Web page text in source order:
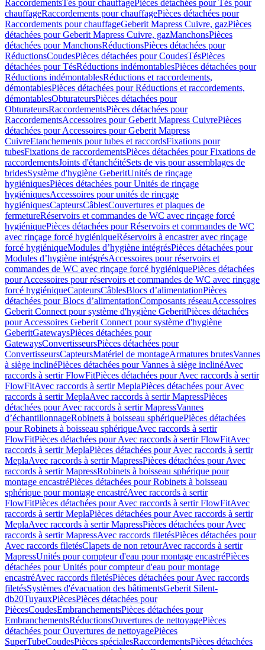
RaccordementsTés pour chauffagePièces détachées pour Tés pour
chauffageRaccordements pour chauffagePièces détachées pour
Raccordements pour chauffageGeberit Mapress Cuivre, gazPièces
détachées pour Geberit Mapress Cuivre, gazManchonsPièces
détachées pour ManchonsRéductionsPièces détachées pour
RéductionsCoudesPièces détachées pour CoudesTésPièces
détachées pour TésRéductions indémontablesPièces détachées pour
Réductions indémontablesRéductions et raccordements,
démontablesPièces détachées pour Réductions et raccordements,
démontablesObturateursPièces détachées pour
ObturateursRaccordementsPièces détachées pour
RaccordementsAccessoires pour Geberit Mapress CuivrePièces
détachées pour Accessoires pour Geberit Mapress
CuivreEtanchements pour tubes et raccordsFixations pour
tubesFixations de raccordementsPièces détachées pour Fixations de
raccordementsJoints d'étanchéitéSets de vis pour assemblages de
bridesSystème d'hygiène GeberitUnités de rinçage
hygiéniquesPièces détachées pour Unités de rinçage
hygiéniquesAccessoires pour unités de rinçage
hygiéniquesCapteursCâblesCouvertures et plaques de
fermetureRéservoirs et commandes de WC avec rinçage forcé
hygiéniquePièces détachées pour Réservoirs et commandes de WC
avec rinçage forcé hygiéniqueRéservoirs à encastrer avec rinçage
forcé hygiéniqueModules d’hygiène intégrésPièces détachées pour
Modules d’hygiène intégrésAccessoires pour réservoirs et
commandes de WC avec rinçage forcé hygiéniquePièces détachées
pour Accessoires pour réservoirs et commandes de WC avec rinçage
forcé hygiéniqueCapteursCâblesBlocs d’alimentationPièces
détachées pour Blocs d’alimentationComposants réseauAccessoires
Geberit Connect pour système d'hygiène GeberitPièces détachées
pour Accessoires Geberit Connect pour système d'hygiène
GeberitGatewaysPièces détachées pour
GatewaysConvertisseursPièces détachées pour
ConvertisseursCapteursMatériel de montageArmatures brutesVannes
à siège inclinéPièces détachées pour Vannes à siège inclinéAvec
raccords à sertir FlowFitPièces détachées pour Avec raccords à sertir
FlowFitAvec raccords à sertir MeplaPièces détachées pour Avec
raccords à sertir MeplaAvec raccords à sertir MapressPièces
détachées pour Avec raccords à sertir MapressVannes
d’échantillonnageRobinets à boisseau sphériquePièces détachées
pour Robinets à boisseau sphériqueAvec raccords à sertir
FlowFitPièces détachées pour Avec raccords à sertir FlowFitAvec
raccords à sertir MeplaPièces détachées pour Avec raccords à sertir
MeplaAvec raccords à sertir MapressPièces détachées pour Avec
raccords à sertir MapressRobinets à boisseau sphérique pour
montage encastréPièces détachées pour Robinets à boisseau
sphérique pour montage encastréAvec raccords à sertir
FlowFitPièces détachées pour Avec raccords à sertir FlowFitAvec
raccords à sertir MeplaPièces détachées pour Avec raccords à sertir
MeplaAvec raccords à sertir MapressPièces détachées pour Avec
raccords à sertir MapressAvec raccords filetésPièces détachées pour
Avec raccords filetésClapets de non retourAvec raccords à sertir
MapressUnités pour compteur d'eau pour montage encastréPièces
détachées pour Unités pour compteur d'eau pour montage
encastréAvec raccords filetésPièces détachées pour Avec raccords
filetésSystèmes d'évacuation des bâtimentsGeberit Silent-
db20TuyauxPiècesPièces détachées pour
PiècesCoudesEmbranchementsPièces détachées pour
EmbranchementsRéductionsOuvertures de nettoyagePièces
détachées pour Ouvertures de nettoyagePièces
SuperTubeCoudesPièces spécialesRaccordementsPièces détachées